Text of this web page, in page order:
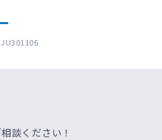
談ください！